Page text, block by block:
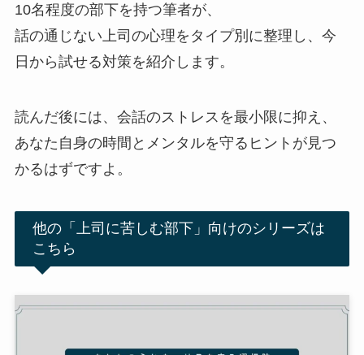
10名程度の部下を持つ筆者が、
話の通じない上司の心理をタイプ別に整理し、今
日から試せる対策を紹介します。
読んだ後には、会話のストレスを最小限に抑え、
あなた自身の時間とメンタルを守るヒントが見つ
かるはずですよ。
他の「上司に苦しむ部下」向けのシリーズは
こちら